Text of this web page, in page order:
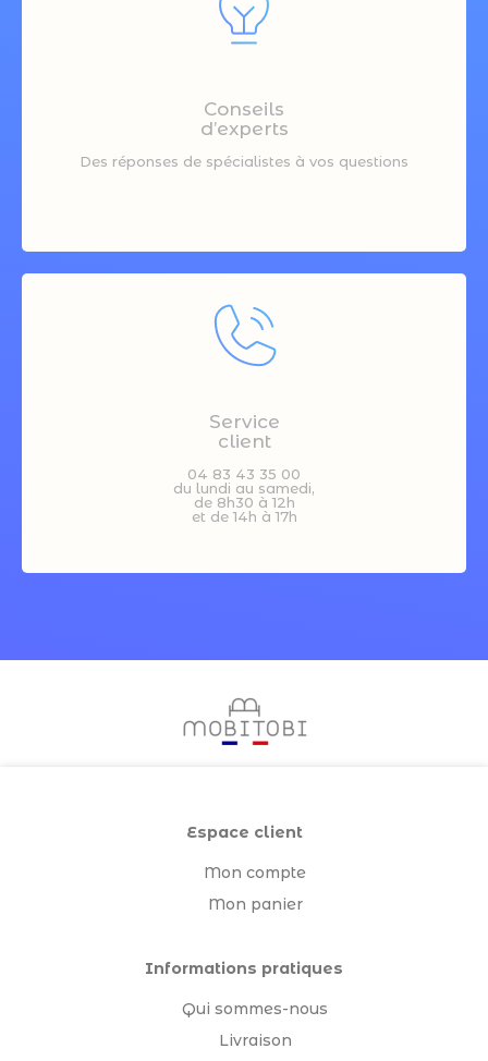
Conseils
d’experts
Des réponses de spécialistes à vos questions
Service
client
04 83 43 35 00
du lundi au samedi,
de 8h30 à 12h
et de 14h à 17h
Espace client
Mon compte
Mon panier
Informations pratiques
Qui sommes-nous
Livraison